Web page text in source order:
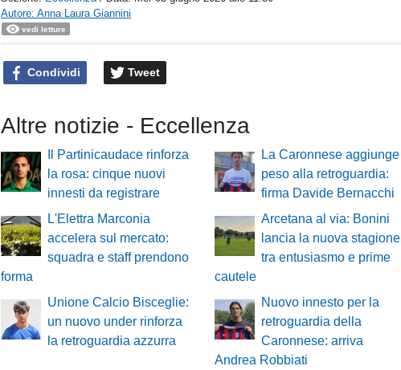
Autore: Anna Laura Giannini
vedi letture
Condividi Tweet
Altre notizie - Eccellenza
Il Partinicaudace rinforza
la rosa: cinque nuovi
innesti da registrare
La Caronnese aggiunge
peso alla retroguardia:
firma Davide Bernacchi
L'Elettra Marconia
accelera sul mercato:
squadra e staff prendono
forma
Arcetana al via: Bonini
lancia la nuova stagione
tra entusiasmo e prime
cautele
Unione Calcio Bisceglie:
un nuovo under rinforza
la retroguardia azzurra
Nuovo innesto per la
retroguardia della
Caronnese: arriva
Andrea Robbiati